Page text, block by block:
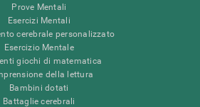
Prove Mentali
Esercizi Mentali
cerebrale personalizzato
Esercizio Mentale
giochi di matematica
della lettura
Bambini dotati
Battaglie cerebrali